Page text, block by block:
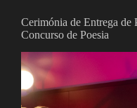
Cerimónia de Entrega
Concurso de Poesia